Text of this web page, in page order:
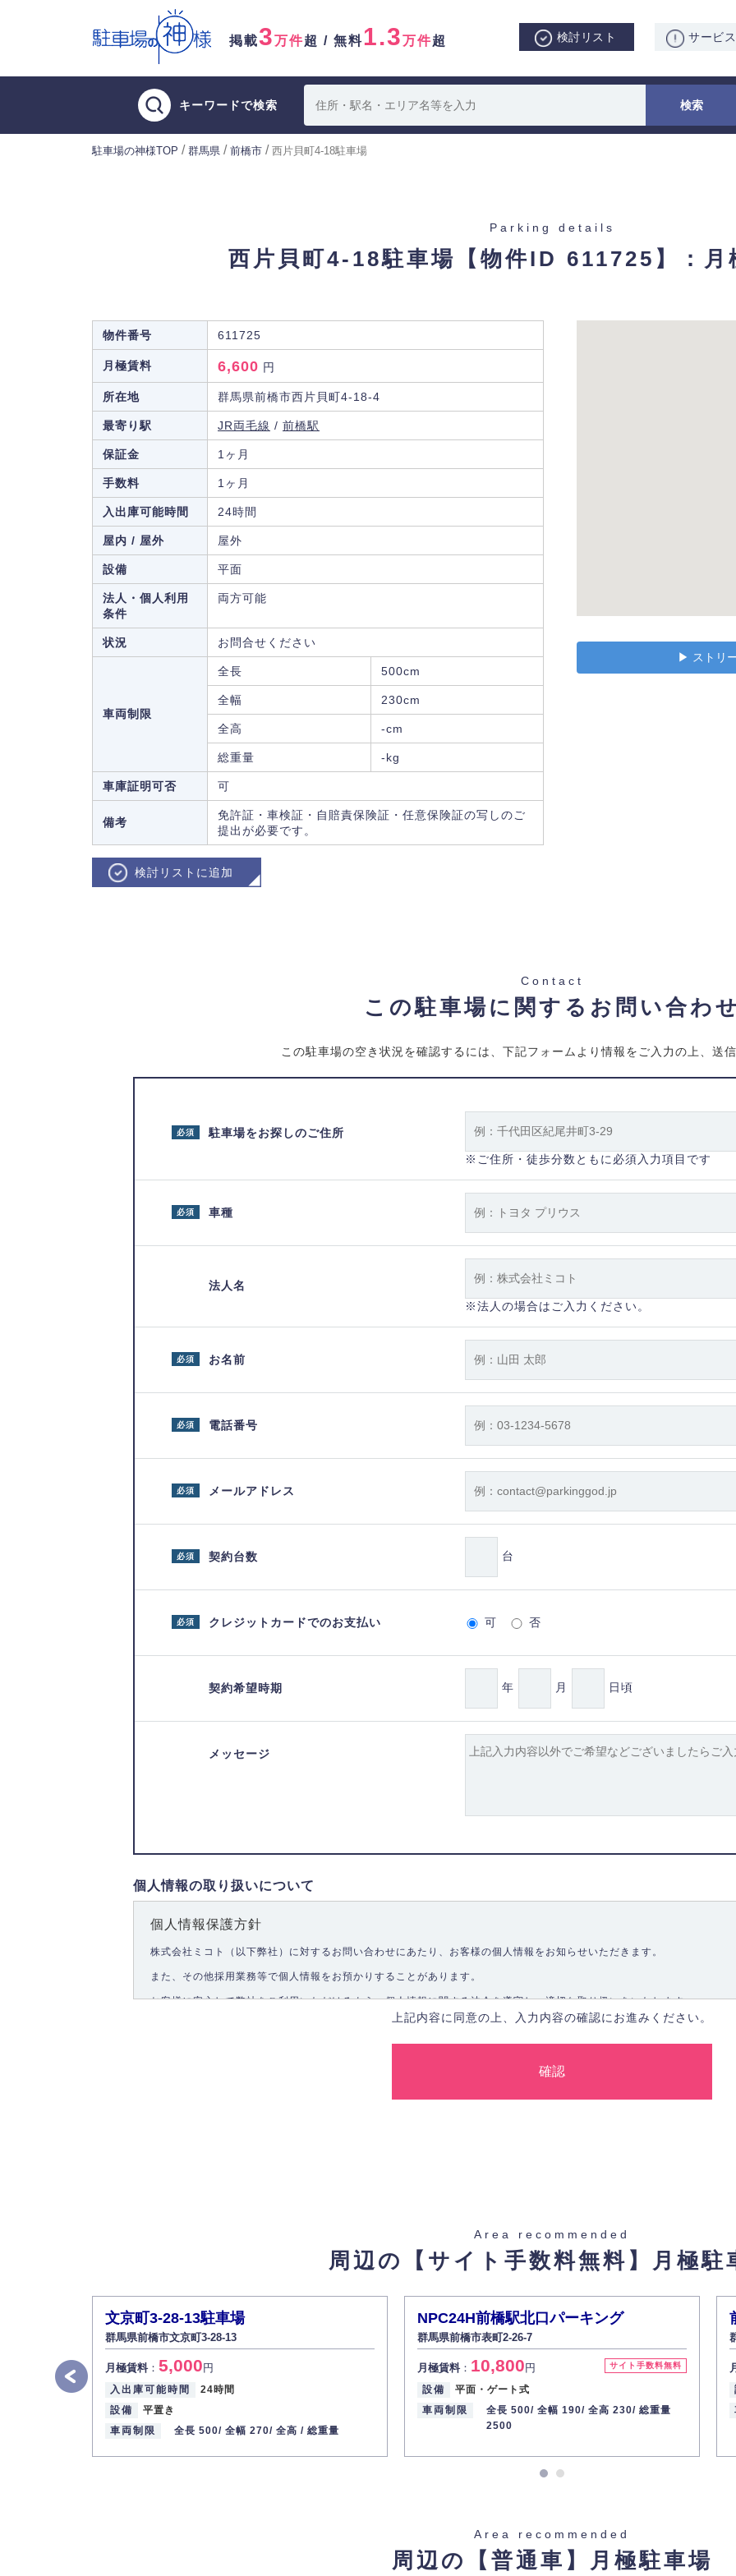
掲載3万件超 / 無料1.3万件超 検討リスト サービ
キーワードで検索
駐車場の神様TOP / 群馬県 / 前橋市 / 西片貝町4-18駐車場
Parking details
西片貝町4-18駐車場 【物件ID 611725】：月
物件番号 611725
月極賃料 6,600 円
所在地 群馬県前橋市西片貝町4-18-4
最寄り駅 JR両毛線 / 前橋駅
保証金 1ヶ月
手数料 1ヶ月
入出庫可能時間 24時間
屋内 / 屋外 屋外
設備 平面
法人・個人利用
条件
両方可能
状況 お問合せください
車両制限
全長 500cm
全幅 230cm
全高 -cm
総重量 -kg
車庫証明可否 可
備考
免許証・車検証・自賠責保険証・任意保険証の写しのご
提出が必要です。
検討リストに追加
▶︎ ストリ
Contact
この駐車場に関するお問い合わせ
この駐車場の空き状況を確認するには、下記フォームより情報をご入力の上、送信
駐車場をお探しのご住所
必須
※ご住所・徒歩分数ともに必須入力項目です
車種
必須
法人名
※法人の場合はご入力ください。
お名前
必須
電話番号
必須
メールアドレス
必須
契約台数
必須 台
クレジットカードでのお支払い
必須 可 否
契約希望時期 年 月 日頃
メッセージ
個人情報の取り扱いについて
個人情報保護方針
株式会社ミコト（以下弊社）に対するお問い合わせにあたり、お客様の個人情報をお知らせいただきます。
また、その他採用業務等で個人情報をお預かりすることがあります。
お客様に安心して弊社をご利用いただけるよう、個人情報に関する法令を遵守し、適切な取り扱いをいたします。
弊社は、お客様に対して偽りや不正な方法を取ることなく、適正に個人情報を取得いたします。
法的義務など正当な理由に基づく要請があった場合を除き、お客様の個人情報をご本人の同意なく第三者に提供いたしませ
お客様ご本人から自己の個人情報開示の請求があった場合、すみやかに開示いたします（ご本人であることが確認できな
また、個人情報の内容に誤りがあり、ご本人から訂正・追加・削除の請求がある場合は適切に対応いたします。
6.個人情報管理の社内教育
弊社社員全員が、個人情報の取り扱いについての重要性を理解し、より適切に管理するよう社内教育を実施してまいりま
株式会社ミコト
代表取締役社長 野口 幸男
上記内容に同意の上、入力内容の確認にお進みください。
Area recommended
周辺の【サイト手数料無料】 月極駐
文京町3-28-13駐車場
群馬県前橋市文京町3-28-13
月極賃料： 5,000円
入出庫可能時間
24時間
設備
平置き
車両制限
全長 500/ 全幅 270/ 全高 / 総重量
NPC24H前橋駅北口パーキング
群馬県前橋市表町2-26-7
サイト手数料無料
月極賃料： 10,800円
設備
平面・ゲート式
車両制限
全長 500/ 全幅 190/ 全高 230/ 総重量
2500
Area recommended
周辺の【普通車】 月極駐車場